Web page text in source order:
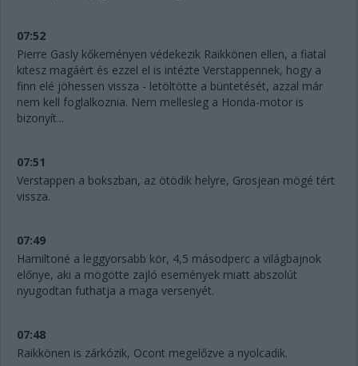
07:52
Pierre Gasly kőkeményen védekezik Raikkönen ellen, a fiatal
kitesz magáért és ezzel el is intézte Verstappennek, hogy a
finn elé jöhessen vissza - letöltötte a büntetését, azzal már
nem kell foglalkoznia. Nem mellesleg a Honda-motor is
bizonyít...
07:51
Verstappen a bokszban, az ötödik helyre, Grosjean mögé tért
vissza.
07:49
Hamiltoné a leggyorsabb kör, 4,5 másodperc a világbajnok
előnye, aki a mögötte zajló események miatt abszolút
nyugodtan futhatja a maga versenyét.
07:48
Raikkönen is zárkózik, Ocont megelőzve a nyolcadik.